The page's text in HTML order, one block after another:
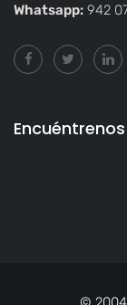
Whatsapp: 942